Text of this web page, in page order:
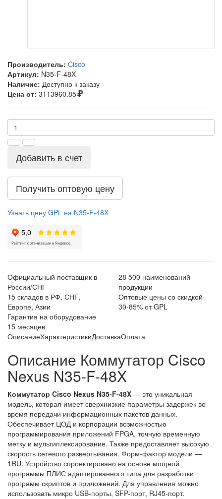
Производитель: Cisco
Артикул: N35-F-48X
Наличие: Доступно к заказу
Цена от: 3113960.85
Добавить в счет
Получить оптовую цену
Узнать цену GPL на N35-F-48X
Официальный поставщик в
России/СНГ
28 500 наименований
продукции
15 складов в РФ, СНГ,
Европе, Азии
Оптовые цены со скидкой
30-85% от GPL
Гарантия на оборудование
15 месяцев
ОписаниеХарактеристикиДоставкаОплата
Описание Коммутатор Cisco
Nexus N35-F-48X
Коммутатор Cisco Nexus N35-F-48X — это уникальная
модель, которая имеет сверхнизкие параметры задержек во
время передачи информационных пакетов данных.
Обеспечивает ЦОД и корпорации возможностью
программирования приложений FPGA, точную временную
метку и мультиплексирование. Также предоставляет высокую
скорость сетевого развертывания. Форм-фактор модели —
1RU. Устройство спроектировано на основе мощной
программы ПЛИС адаптированного типа для разработки
программ скриптов и приложений. Для управления можно
использовать микро USB-порты, SFP-порт, RJ45-порт.